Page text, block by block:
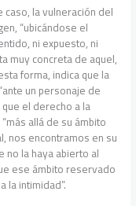
caso, la vulneración del
“ubicándose el
ni expuesto, ni
muy concreta de aquel,
forma, indica que la
un personaje de
el derecho a la
allá de su ámbito
nos encontramos en su
no la haya abierto al
ese ámbito reservado
la intimidad”.